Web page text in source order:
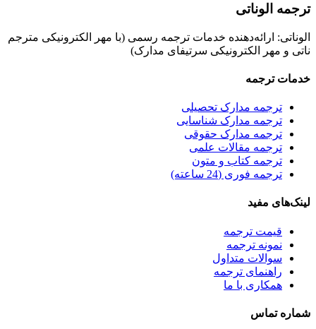
ترجمه الوناتی
الوناتی: ارائه‌دهنده خدمات ترجمه رسمی (با مهر الکترونیکی مترجم
ناتی و مهر الکترونیکی سرتیفای مدارک)
خدمات ترجمه
ترجمه مدارک تحصیلی
ترجمه مدارک شناسایی
ترجمه مدارک حقوقی
ترجمه مقالات علمی
ترجمه کتاب و متون
ترجمه فوری (24 ساعته)
لینک‌های مفید
قیمت ترجمه
نمونه ترجمه
سوالات متداول
راهنمای ترجمه
همکاری با ما
شماره تماس